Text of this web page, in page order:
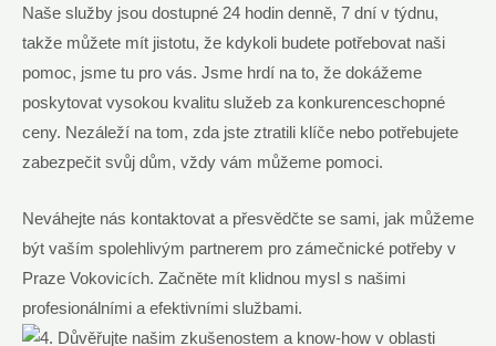
Naše služby jsou ‌dostupné 24 hodin denně, ⁤7⁤ dní v týdnu,
takže můžete ‍mít ⁢jistotu, ⁢že kdykoli budete⁣ potřebovat naši⁤
pomoc, jsme tu pro ⁣vás. Jsme ‌hrdí na to, že dokážeme
poskytovat⁢ vysokou kvalitu služeb⁣ za konkurenceschopné
‌ceny. Nezáleží na ⁢tom, zda jste ztratili klíče nebo potřebujete
zabezpečit svůj dům, vždy vám můžeme pomoci.
Neváhejte ⁢nás kontaktovat a ⁤přesvědčte ​se⁤ sami, jak můžeme‍
být ⁢vaším spolehlivým partnerem pro zámečnické ⁣potřeby v
Praze Vokovicích. Začněte mít klidnou mysl s⁣ našimi
profesionálními a efektivními službami.